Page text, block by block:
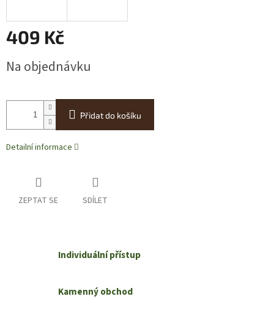
409 Kč
cena:
Na objednávku
Přidat do košíku
Detailní informace
ZEPTAT SE SDÍLET
Individuální přístup
Kamenný obchod